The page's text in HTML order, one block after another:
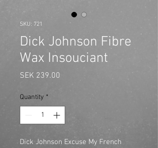
SKU: 721
Dick Johnson Fibre
Wax Insouciant
SEK 239.00
Quantity *
Dick Johnson Excuse My French